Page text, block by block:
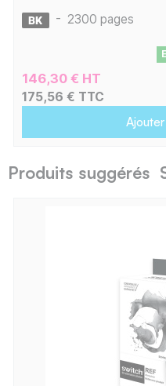
- 2300 pages
146,30 € HT
175,56 € TTC
Produits suggérés